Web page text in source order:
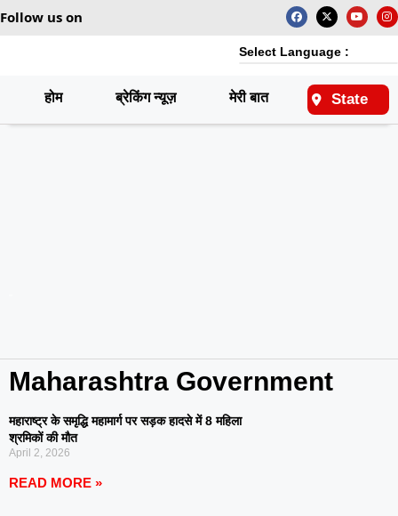
Follow us on
Select Language :
होम ब्रेकिंग न्यूज़ मेरी बात राष्ट्रीय
State
Maharashtra Government
महाराष्ट्र के समृद्धि महामार्ग पर सड़क हादसे में 8 महिला
श्रमिकों की मौत
April 2, 2026
READ MORE »